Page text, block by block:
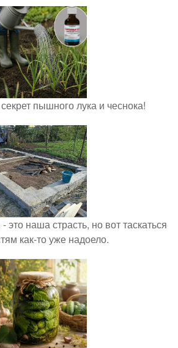
пышного лука и чеснока!
это наша страсть, но вот таскаться
как-то уже надоело.